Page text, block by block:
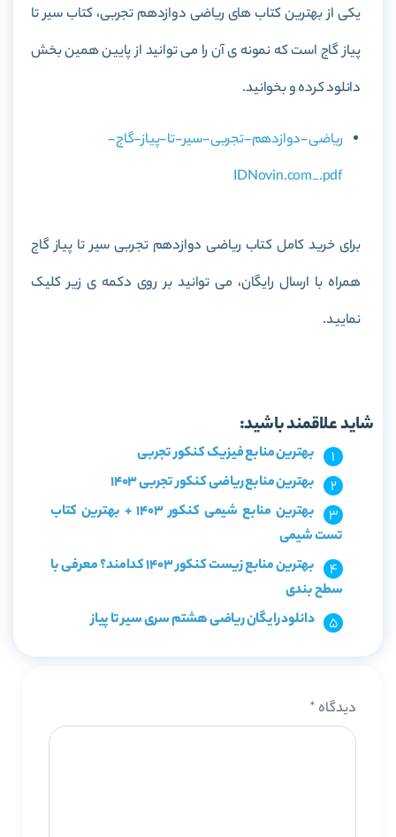
یکی از بهترین کتاب های ریاضی دوازدهم تجربی، کتاب سیر تا
پیاز گاج است که نمونه ی آن را می توانید از پایین همین بخش
دانلود کرده و بخوانید.
ریاضی-دوازدهم-تجربی-سیر-تا-پیاز-گاج-
IDNovin.com_.pdf
برای خرید کامل کتاب ریاضی دوازدهم تجربی سیر تا پیاز گاج
همراه با ارسال رایگان، می توانید بر روی دکمه ی زیر کلیک
نمایید.
شاید علاقمند باشید:
بهترین منابع فیزیک کنکور تجربی
بهترین منابع ریاضی کنکور تجربی 1403
بهترین منابع شیمی کنکور 1403 + بهترین کتاب
تست شیمی
بهترین منابع زیست کنکور 1403 کدامند؟ معرفی با
سطح بندی
دانلود رایگان ریاضی هشتم سری سیر تا پیاز
دیدگاه *